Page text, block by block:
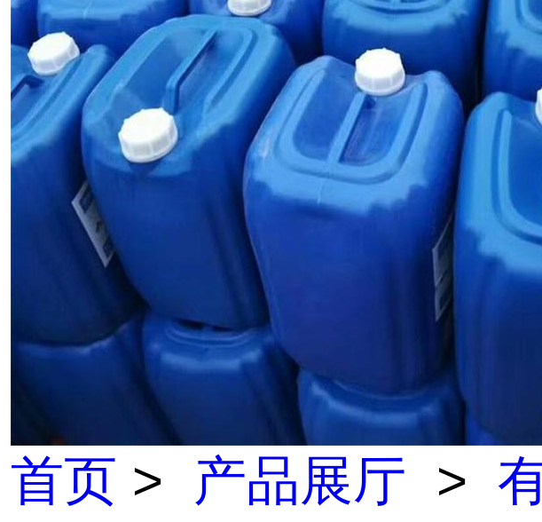
首页 > 产品展厅 >